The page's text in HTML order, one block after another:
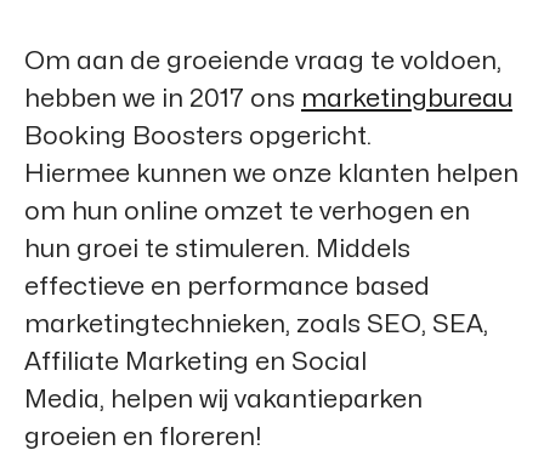
Om aan de groeiende vraag te voldoen,
hebben we in 2017 ons marketingbureau
Booking Boosters opgericht.
Hiermee kunnen we onze klanten helpen
om hun online omzet te verhogen en
hun groei te stimuleren. Middels
effectieve en performance based
marketingtechnieken, zoals SEO, SEA,
Affiliate Marketing en Social
Media, helpen wij vakantieparken
groeien en floreren!